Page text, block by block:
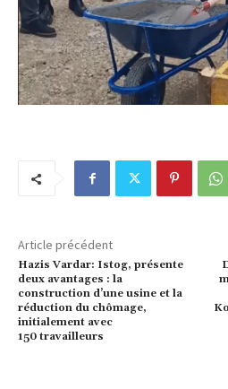
Article précédent
Hazis Vardar: Istog, présente
deux avantages : la
construction d’une usine et la
réduction du chômage,
initialement avec
150 travailleurs